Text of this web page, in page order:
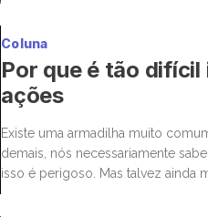
Coluna
Por que é tão
ações
Existe uma armadilha muito
demais, nós necessariamente
isso é perigoso. Mas talvez ainda